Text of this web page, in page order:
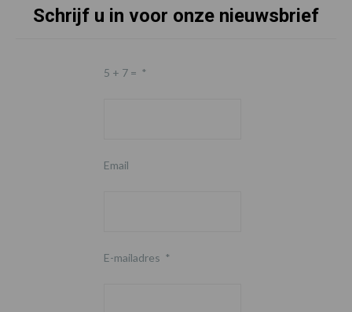
Schrijf u in voor onze nieuwsbrief
5 + 7 = *
Email
E-mailadres *